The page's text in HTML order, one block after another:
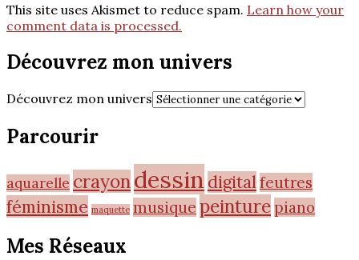
This site uses Akismet to reduce spam. Learn how your
comment data is processed.
Découvrez mon univers
Découvrez mon univers
Parcourir
aquarelle crayondessin digitalfeutres
féminisme maquette musique peinturepiano
Mes Réseaux